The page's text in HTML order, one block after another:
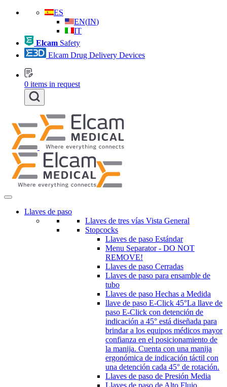
ES
EN(IN)
IT
Elcam Safety
Elcam Drug Delivery Devices
0 items in request
Llaves de paso
Llaves de tres vías Vista General
Stopcocks
Llaves de paso Estándar
Menu Separator - DO NOT
REMOVE!
Llaves de paso Cerradas
Llaves de paso para ensamble de
tubo
Llaves de paso Hechas a Medida
llave de paso E-Click 45°La llave de
paso E-Click con detención de
indicación a 45° está diseñada para
brindar a los equipos médicos mayor
confianza en el posicionamiento de
la manija. Cuenta con una manija
ergonómica de indicación táctil con
una detención cada 45° de rotación.
Llaves de paso de Presión Media
Llaves de paso de Alto Flujo